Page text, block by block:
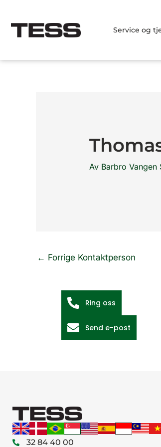
rett
Service og
Av Barbro Vangen
← Forrige Kontaktperson
32 84 40 00
Ring oss
Send e-post